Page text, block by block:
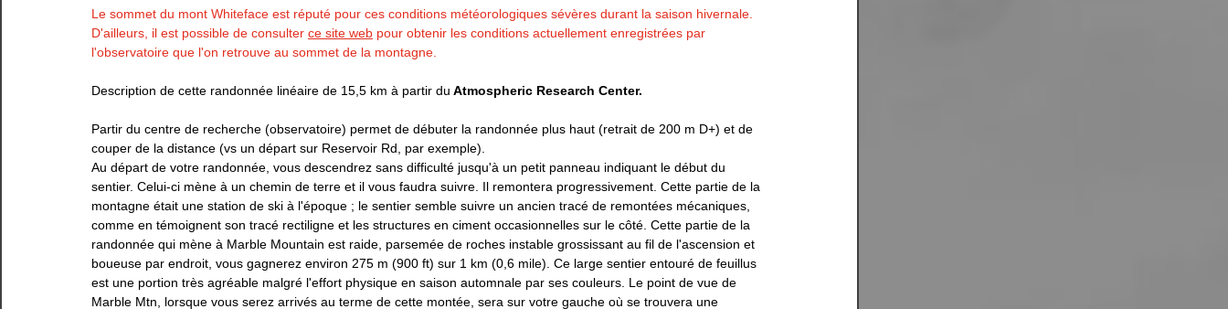
Le sommet du mont Whiteface est réputé pour ces conditions météorologiques sévères durant la saison hivernale.
D'ailleurs, il est possible de consulter ce site web pour obtenir les conditions actuellement enregistrées par
l'observatoire que l'on retrouve au sommet de la montagne.
Description de cette randonnée linéaire de 15,5 km à partir du Atmospheric Research Center.
Partir du centre de recherche (observatoire) permet de débuter la randonnée plus haut (retrait de 200 m D+) et de
couper de la distance (vs un départ sur Reservoir Rd, par exemple).
Au départ de votre randonnée, vous descendrez sans difficulté jusqu'à un petit panneau indiquant le début du
sentier. Celui-ci mène à un chemin de terre et il vous faudra suivre. Il remontera progressivement. Cette partie de la
montagne était une station de ski à l'époque ; le sentier semble suivre un ancien tracé de remontées mécaniques,
comme en témoignent son tracé rectiligne et les structures en ciment occasionnelles sur le côté. Cette partie de la
randonnée qui mène à Marble Mountain est raide, parsemée de roches instable grossissant au fil de l'ascension et
boueuse par endroit, vous gagnerez environ 275 m (900 ft) sur 1 km (0,6 mile). Ce large sentier entouré de feuillus
est une portion très agréable malgré l'effort physique en saison automnale par ses couleurs. Le point de vue de
Marble Mtn, lorsque vous serez arrivés au terme de cette montée, sera sur votre gauche où se trouvera une